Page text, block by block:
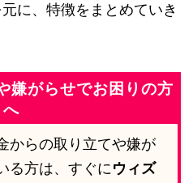
に、特徴をまとめていき
嫌がらせでお困りの方
へ
からの取り立てや嫌が
る方は、すぐにウィズ